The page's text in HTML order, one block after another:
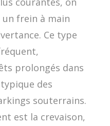
frein à main
Ce type
prolongés dans
des
souterrains.
est la crevaison,